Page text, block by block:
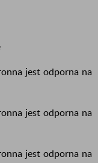
jest odporna na
jest odporna na
jest odporna na